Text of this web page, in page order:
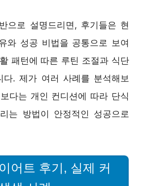
으로 설명드리면, 후기들은 현
와 성공 비법을 공통으로 보여
패턴에 따른 루틴 조절과 식단
다. 제가 여러 사례를 분석해보
다는 개인 컨디션에 따라 단식
는 방법이 안정적인 성공으로
어트 후기, 실제 커